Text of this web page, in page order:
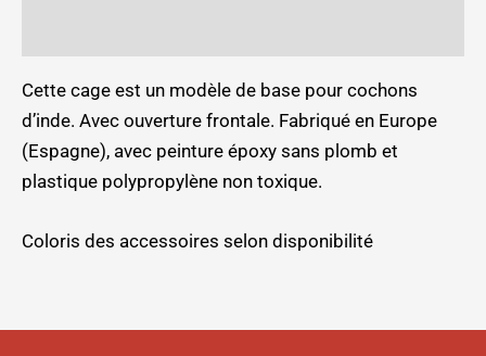
Cette cage est un modèle de base pour cochons
d’inde. Avec ouverture frontale. Fabriqué en Europe
(Espagne), avec peinture époxy sans plomb et
plastique polypropylène non toxique.
Coloris des accessoires selon disponibilité